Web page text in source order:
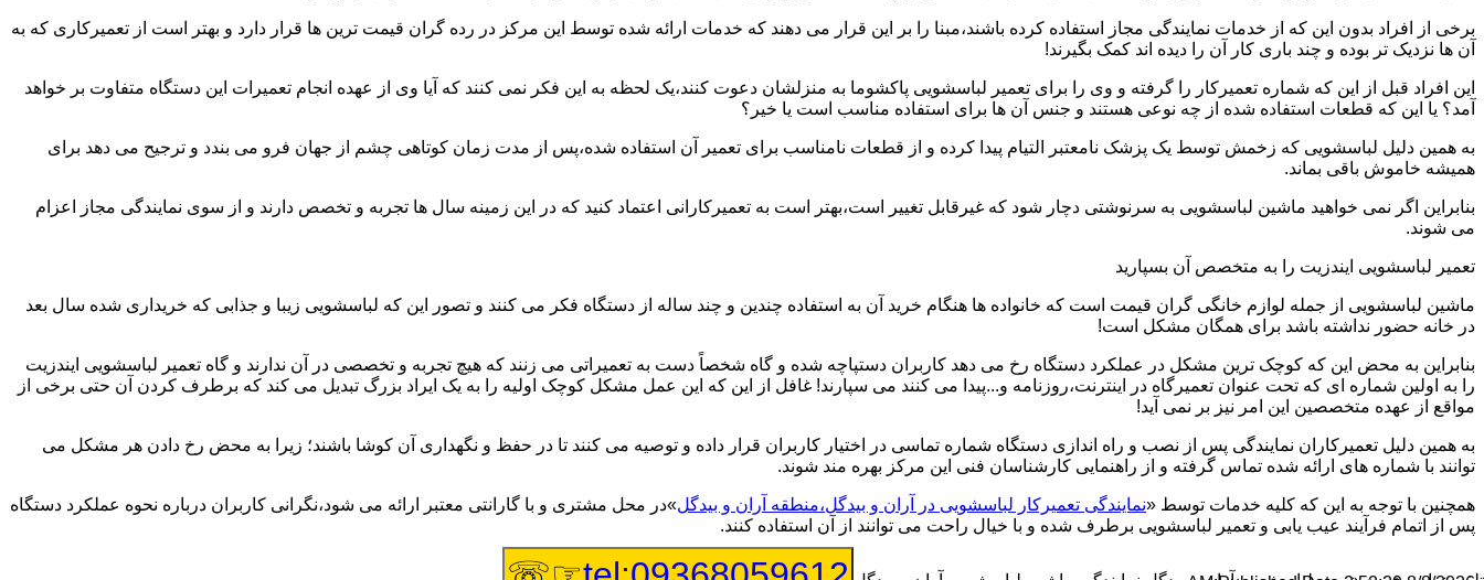
برخی از افراد بدون این که از خدمات نمایندگی مجاز استفاده کرده باشند،مبنا را بر این قرار می دهند که خدمات ارائه شده توسط این مرکز در رده گران قیمت ترین ها قرار دارد و بهتر است از تعمیرکاری که به
آن ها نزدیک تر بوده و چند باری کار آن را دیده اند کمک بگیرند!
این افراد قبل از این که شماره تعمیرکار را گرفته و وی را برای تعمیر لباسشویی پاکشوما به منزلشان دعوت کنند،یک لحظه به این فکر نمی کنند که آیا وی از عهده انجام تعمیرات این دستگاه متفاوت بر خواهد
آمد؟ یا این که قطعات استفاده شده از چه نوعی هستند و جنس آن ها برای استفاده مناسب است یا خیر؟
به همین دلیل لباسشویی که زخمش توسط یک پزشک نامعتبر التیام پیدا کرده و از قطعات نامناسب برای تعمیر آن استفاده شده،پس از مدت زمان کوتاهی چشم از جهان فرو می بندد و ترجیح می دهد برای
همیشه خاموش باقی بماند.
بنابراین اگر نمی خواهید ماشین لباسشویی به سرنوشتی دچار شود که غیرقابل تغییر است،بهتر است به تعمیرکارانی اعتماد کنید که در این زمینه سال ها تجربه و تخصص دارند و از سوی نمایندگی مجاز اعزام
می شوند.
تعمیر لباسشویی ایندزیت را به متخصص آن بسپارید
ماشین لباسشویی از جمله لوازم خانگی گران قیمت است که خانواده ها هنگام خرید آن به استفاده چندین و چند ساله از دستگاه فکر می کنند و تصور این که لباسشویی زیبا و جذابی که خریداری شده سال بعد
در خانه حضور نداشته باشد برای همگان مشکل است!
بنابراین به محض این که کوچک ترین مشکل در عملکرد دستگاه رخ می دهد کاربران دستپاچه شده و گاه شخصاً دست به تعمیراتی می زنند که هیچ تجربه و تخصصی در آن ندارند و گاه تعمیر لباسشویی ایندزیت
را به اولین شماره ای که تحت عنوان تعمیرگاه در اینترنت،روزنامه و...پیدا می کنند می سپارند! غافل از این که این عمل مشکل کوچک اولیه را به یک ایراد بزرگ تبدیل می کند که برطرف کردن آن حتی برخی از
مواقع از عهده متخصصین این امر نیز بر نمی آید!
به همین دلیل تعمیرکاران نمایندگی پس از نصب و راه اندازی دستگاه شماره تماسی در اختیار کاربران قرار داده و توصیه می کنند تا در حفظ و نگهداری آن کوشا باشند؛ زیرا به محض رخ دادن هر مشکل می
توانند با شماره های ارائه شده تماس گرفته و از راهنمایی کارشناسان فنی این مرکز بهره مند شوند.
همچنین با توجه به این که کلیه خدمات توسط «نمایندگی تعمیرکار لباسشویی در آران و بیدگل،منطقه آران و بیدگل»در محل مشتری و با گارانتی معتبر ارائه می شود،نگرانی کاربران درباره نحوه عملکرد دستگاه
پس از اتمام فرآیند عیب یابی و تعمیر لباسشویی برطرف شده و با خیال راحت می توانند از آن استفاده کنند.